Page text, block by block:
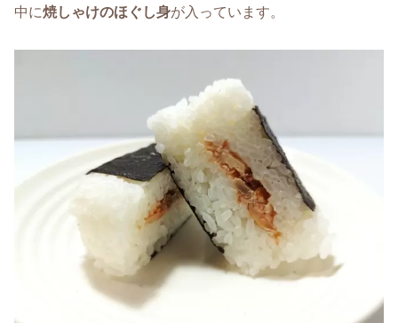
中に焼しゃけのほぐし身が入っています。